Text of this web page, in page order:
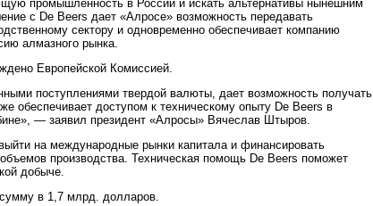
промышленность в России и искать альтернативы нынешним
с De Beers дает «Алросе» возможность передавать
сектору и одновременно обеспечивает компанию
алмазного рынка.
Европейской Комиссией.
поступлениями твердой валюты, дает возможность получать
обеспечивает доступом к техническому опыту De Beers в
— заявил президент «Алросы» Вячеслав Штыров.
на международные рынки капитала и финансировать
производства. Техническая помощь De Beers поможет
добыче.
в 1,7 млрд. долларов.